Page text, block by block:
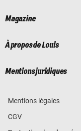
Magazine
À propos de Louis
Mentions juridiques
Mentions légales
CGV